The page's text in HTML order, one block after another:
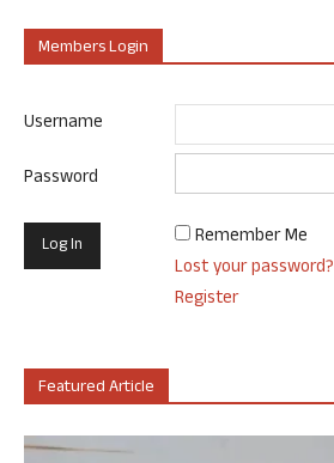
Members Login
Username
Password
Remember Me
Lost your password?
Register
Featured Article